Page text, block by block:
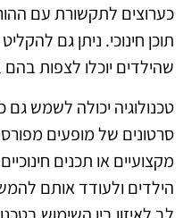
כערוצים לתקשורת עם
תוכן חינוכי. ניתן גם
שהילדים יוכלו לצפות בהם
טכנולוגיה יכולה לשמש
סרטונים של מופעים
מקצועיים או תכנים
הילדים ולעודד אותם